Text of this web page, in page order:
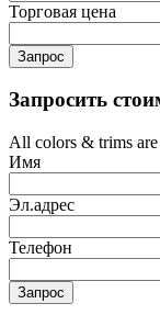
Торговая цена
Запрос
Запросить
All colors & trims
Имя
Эл.адрес
Телефон
Запрос